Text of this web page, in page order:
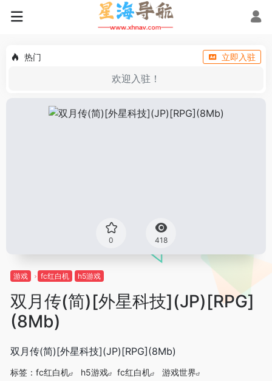
热门 立即入驻
欢迎入驻！
0 418
游戏 fc红白机 h5游戏
双月传(简)[外星科技](JP)[RPG]
(8Mb)
双月传(简)[外星科技](JP)[RPG](8Mb)
标签： fc红白机 h5游戏 fc红白机
游戏世界